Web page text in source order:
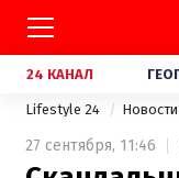
24 КАНАЛ
Lifestyle 24
27 сентября, 11:46